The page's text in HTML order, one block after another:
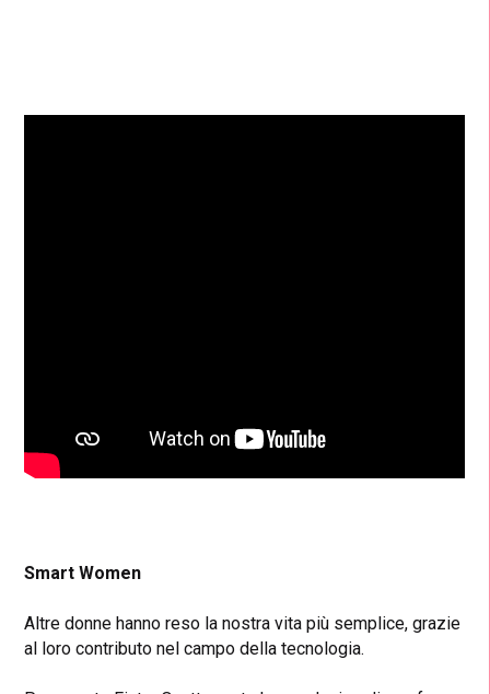
Smart Women
Altre donne hanno reso la nostra vita più semplice, grazie
al loro contributo nel campo della tecnologia.